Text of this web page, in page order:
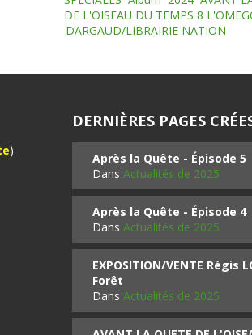
DE L'OISEAU DU TEMPS 8
DARGAUD/LIBRAIRIE NATION
)
DERNIÈRES PAGES
Après la Quête - Épisode 5
Dans Actualités de 2025
Après la Quête - Épisode 4
Dans Actualités de 2025
EXPOSITION/VENTE
Forêt
Dans Actualités de 2025